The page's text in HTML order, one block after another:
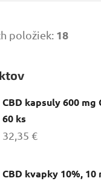
položiek: 18
CBD kapsuly 600 mg
60 ks
32,35 €
CBD kvapky 10%, 10